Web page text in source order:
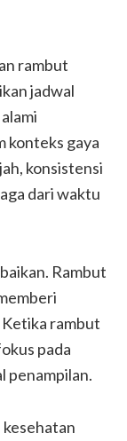
rambut
jadwal
konteks gaya
konsistensi
dari waktu
Rambut
rambut
pada
penampilan.
kesehatan